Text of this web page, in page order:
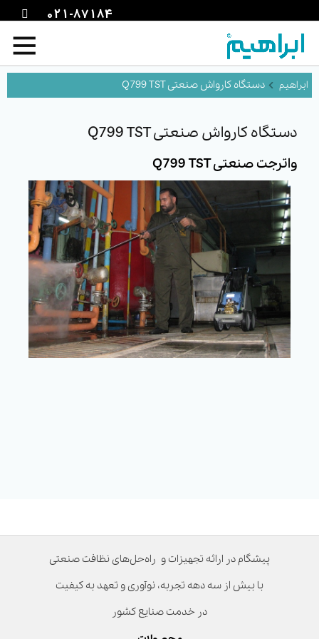
021-87184
دستگاه کارواش صنعتی Q799 TST
دستگاه کارواش صنعتی Q799 TST
واترجت صنعتی Q799 TST
پیشگام در ارائه تجهیزات و راه‌حل‌های نظافت صنعتی
با بیش از سه دهه تجربه، نوآوری و تعهد به کیفیت
در خدمت صنایع کشور